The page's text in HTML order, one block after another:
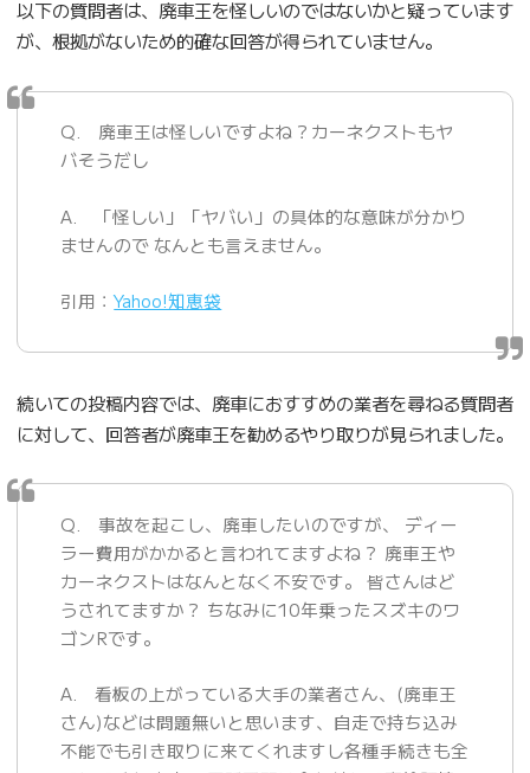
以下の質問者は、廃車王を怪しいのではないかと疑っています
が、根拠がないため的確な回答が得られていません。
Q. 廃車王は怪しいですよね？カーネクストもヤ
バそうだし
A. 「怪しい」「ヤバい」の具体的な意味が分かり
ませんので なんとも言えません。
引用：Yahoo!知恵袋
続いての投稿内容では、廃車におすすめの業者を尋ねる質問者
に対して、回答者が廃車王を勧めるやり取りが見られました。
Q. 事故を起こし、廃車したいのですが、 ディー
ラー費用がかかると言われてますよね？ 廃車王や
カーネクストはなんとなく不安です。 皆さんはど
うされてますか？ ちなみに10年乗ったスズキのワ
ゴンRです。
A. 看板の上がっている大手の業者さん、(廃車王
さん)などは問題無いと思います、自走で持ち込み
不能でも引き取りに来てくれますし各種手続きも全